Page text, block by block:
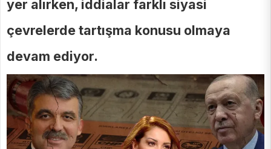
yer alırken, iddialar farklı siyasi
çevrelerde tartışma konusu olmaya
devam ediyor.